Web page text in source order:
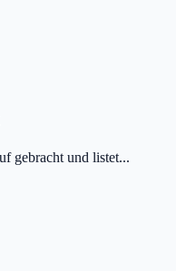
gebracht und listet...